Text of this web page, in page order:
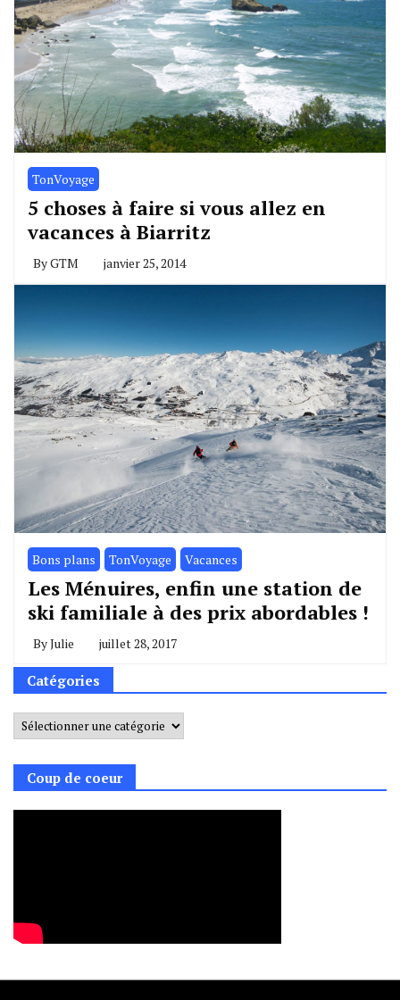
TonVoyage
5 choses à faire si vous allez en
vacances à Biarritz
ByGTM janvier 25, 2014
Bons plans TonVoyage Vacances
Les Ménuires, enfin une station de
ski familiale à des prix abordables !
ByJulie juillet 28, 2017
Catégories
Catégories
Coup de coeur